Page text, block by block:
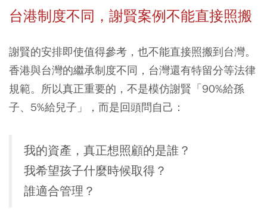
台港制度不同，謝賢案例不能直接照搬
謝賢的安排即使值得參考，也不能直接照搬到台灣。
香港與台灣的繼承制度不同，台灣還有特留分等法律
規範。所以真正重要的，不是模仿謝賢「90%給孫
子、5%給兒子」，而是回頭問自己：
我的資產，真正想照顧的是誰？
我希望孩子什麼時候取得？
誰適合管理？